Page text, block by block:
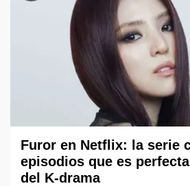
Furor en Netflix: la serie
episodios que es
del K-drama